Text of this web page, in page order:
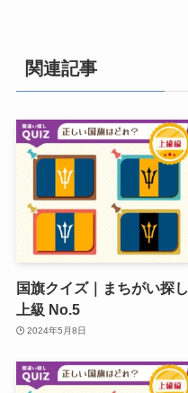
関連記事
国旗クイズ｜まちがい探し
上級 No.5
2024年5月8日